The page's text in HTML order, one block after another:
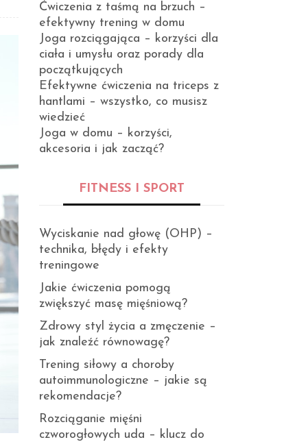
Ćwiczenia z taśmą na brzuch –
efektywny trening w domu
Joga rozciągająca – korzyści dla
ciała i umysłu oraz porady dla
początkujących
Efektywne ćwiczenia na triceps z
hantlami – wszystko, co musisz
wiedzieć
Joga w domu – korzyści,
akcesoria i jak zacząć?
FITNESS I SPORT
Wyciskanie nad głowę (OHP) –
technika, błędy i efekty
treningowe
Jakie ćwiczenia pomogą
zwiększyć masę mięśniową?
Zdrowy styl życia a zmęczenie –
jak znaleźć równowagę?
Trening siłowy a choroby
autoimmunologiczne – jakie są
rekomendacje?
Rozciąganie mięśni
czworogłowych uda – klucz do